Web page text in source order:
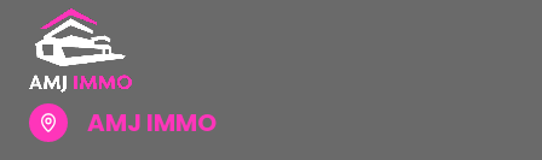
AMJ IMMO